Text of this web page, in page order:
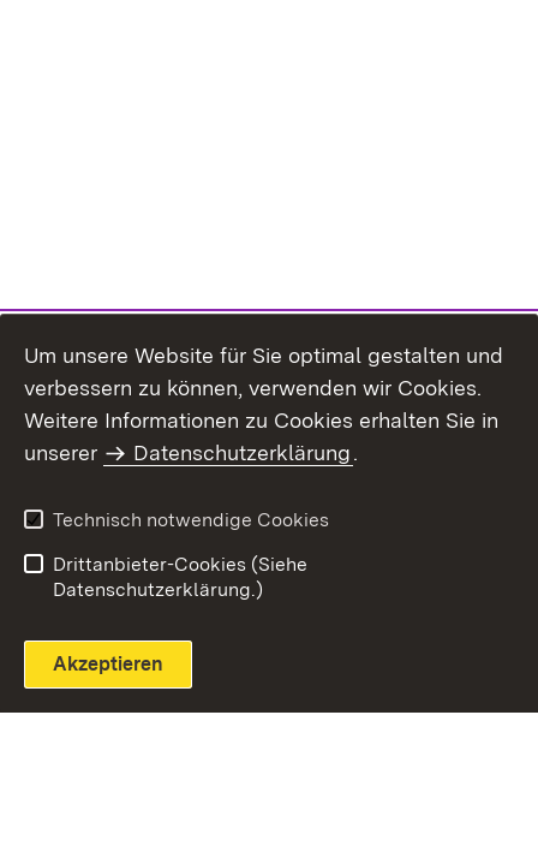
Themenübersicht
Um unsere Website für Sie optimal gestalten und
verbessern zu können, verwenden wir Cookies.
Weitere Informationen zu Cookies erhalten Sie in
unserer
Datenschutzerklärung.
Technisch notwendige Cookies
Drittanbieter-Cookies (Siehe
Datenschutzerklärung.)
Akzeptieren